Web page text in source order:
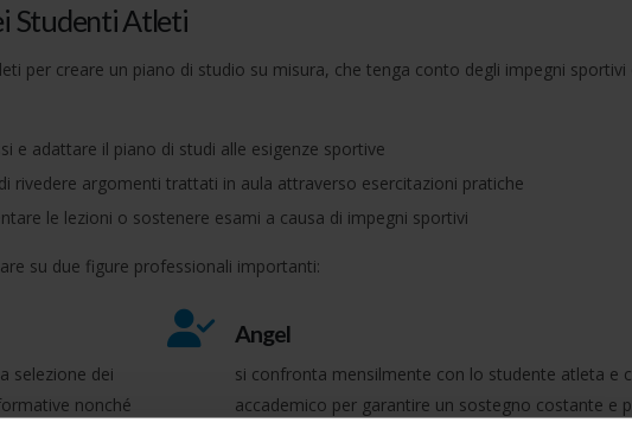
Studenti Atleti
per creare un piano di studio su misura, che tenga conto degli impegni sportivi
e adattare il piano di studi alle esigenze sportive
rivedere argomenti trattati in aula attraverso esercitazioni pratiche
le lezioni o sostenere esami a causa di impegni sportivi
su due figure professionali importanti:
selezione dei
nonché
Angel
si confronta mensilmente con lo studente atleta e
accademico per garantire un sostegno costante e